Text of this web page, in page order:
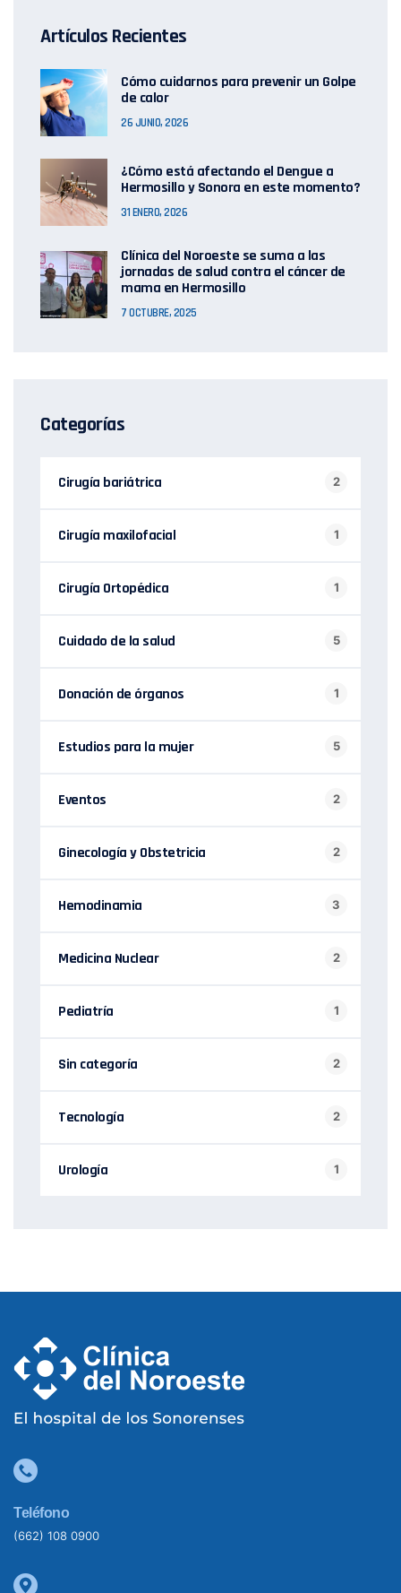
Artículos Recientes
Cómo cuidarnos para prevenir un Golpe
de calor
26 JUNIO, 2026
¿Cómo está afectando el Dengue a
Hermosillo y Sonora en este momento?
31 ENERO, 2026
Clínica del Noroeste se suma a las
jornadas de salud contra el cáncer de
mama en Hermosillo
7 OCTUBRE, 2025
Categorías
Cirugía bariátrica 2
Cirugía maxilofacial 1
Cirugía Ortopédica 1
Cuidado de la salud 5
Donación de órganos 1
Estudios para la mujer 5
Eventos 2
Ginecología y Obstetricia 2
Hemodinamia 3
Medicina Nuclear 2
Pediatría 1
Sin categoría 2
Tecnología 2
Urología 1
Teléfono
(662) 108 0900